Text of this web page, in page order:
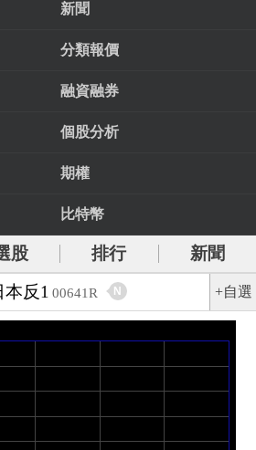
新聞
分類報價
融資融券
個股分析
期權
比特幣
股 排行
新聞
反1 00641R N +自選